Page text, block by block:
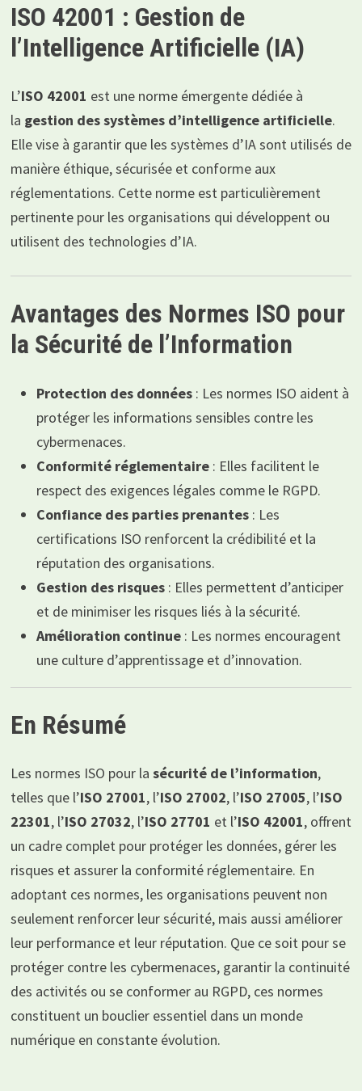
ISO 42001 : Gestion de
l’Intelligence Artificielle (IA)
L’ISO 42001 est une norme émergente dédiée à
la gestion des systèmes d’intelligence artificielle.
Elle vise à garantir que les systèmes d’IA sont utilisés de
manière éthique, sécurisée et conforme aux
réglementations. Cette norme est particulièrement
pertinente pour les organisations qui développent ou
utilisent des technologies d’IA.
Avantages des Normes ISO pour
la Sécurité de l’Information
Protection des données: Les normes ISO aident à
protéger les informations sensibles contre les
cybermenaces.
Conformité réglementaire: Elles facilitent le
respect des exigences légales comme le RGPD.
Confiance des parties prenantes: Les
certifications ISO renforcent la crédibilité et la
réputation des organisations.
Gestion des risques: Elles permettent d’anticiper
et de minimiser les risques liés à la sécurité.
Amélioration continue: Les normes encouragent
une culture d’apprentissage et d’innovation.
En Résumé
Les normes ISO pour la sécurité de l’information,
telles que l’ISO 27001, l’ISO 27002, l’ISO 27005, l’ISO
22301, l’ISO 27032, l’ISO 27701 et l’ISO 42001, offrent
un cadre complet pour protéger les données, gérer les
risques et assurer la conformité réglementaire. En
adoptant ces normes, les organisations peuvent non
seulement renforcer leur sécurité, mais aussi améliorer
leur performance et leur réputation. Que ce soit pour se
protéger contre les cybermenaces, garantir la continuité
des activités ou se conformer au RGPD, ces normes
constituent un bouclier essentiel dans un monde
numérique en constante évolution.